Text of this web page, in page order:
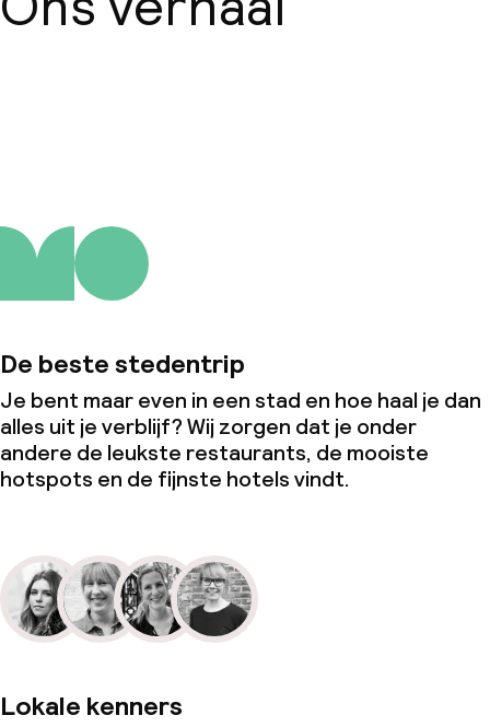
De beste stedentrip
Je bent maar even in een stad en hoe haal je dan
alles uit je verblijf? Wij zorgen dat je onder
andere de leukste restaurants, de mooiste
hotspots en de fijnste hotels vindt.
Lokale kenners